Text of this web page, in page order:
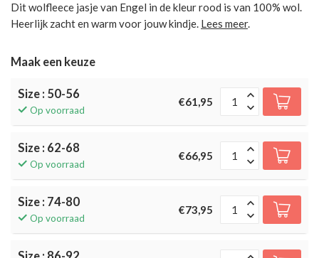
Dit wolfleece jasje van Engel in de kleur rood is van 100% wol.
Heerlijk zacht en warm voor jouw kindje. Lees meer.
Maak een keuze
Size : 50-56
Op voorraad
€61,95
Size : 62-68
Op voorraad
€66,95
Size : 74-80
Op voorraad
€73,95